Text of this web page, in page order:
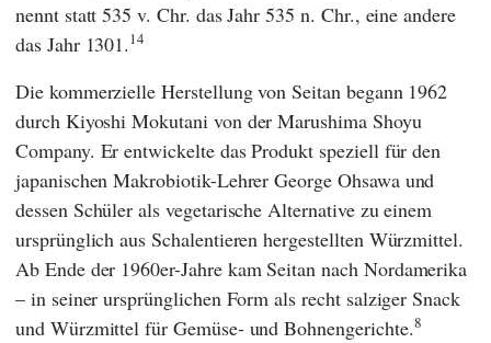
nennt statt 535 v. Chr. das Jahr 535 n. Chr., eine andere
das Jahr 1301.14
Die kommerzielle Herstellung von Seitan begann 1962
durch Kiyoshi Mokutanivon derMarushima Shoyu
Company. Er entwickelte das Produkt speziell für den
japanischen Makrobiotik-LehrerGeorge Ohsawa und
dessen Schüler als vegetarische Alternative zu einem
ursprünglich aus Schalentieren hergestellten Würzmittel.
Ab Ende der 1960er-Jahre kam Seitan nach Nordamerika
– in seiner ursprünglichen Form als recht salziger Snack
und Würzmittel für Gemüse- und Bohnengerichte.8